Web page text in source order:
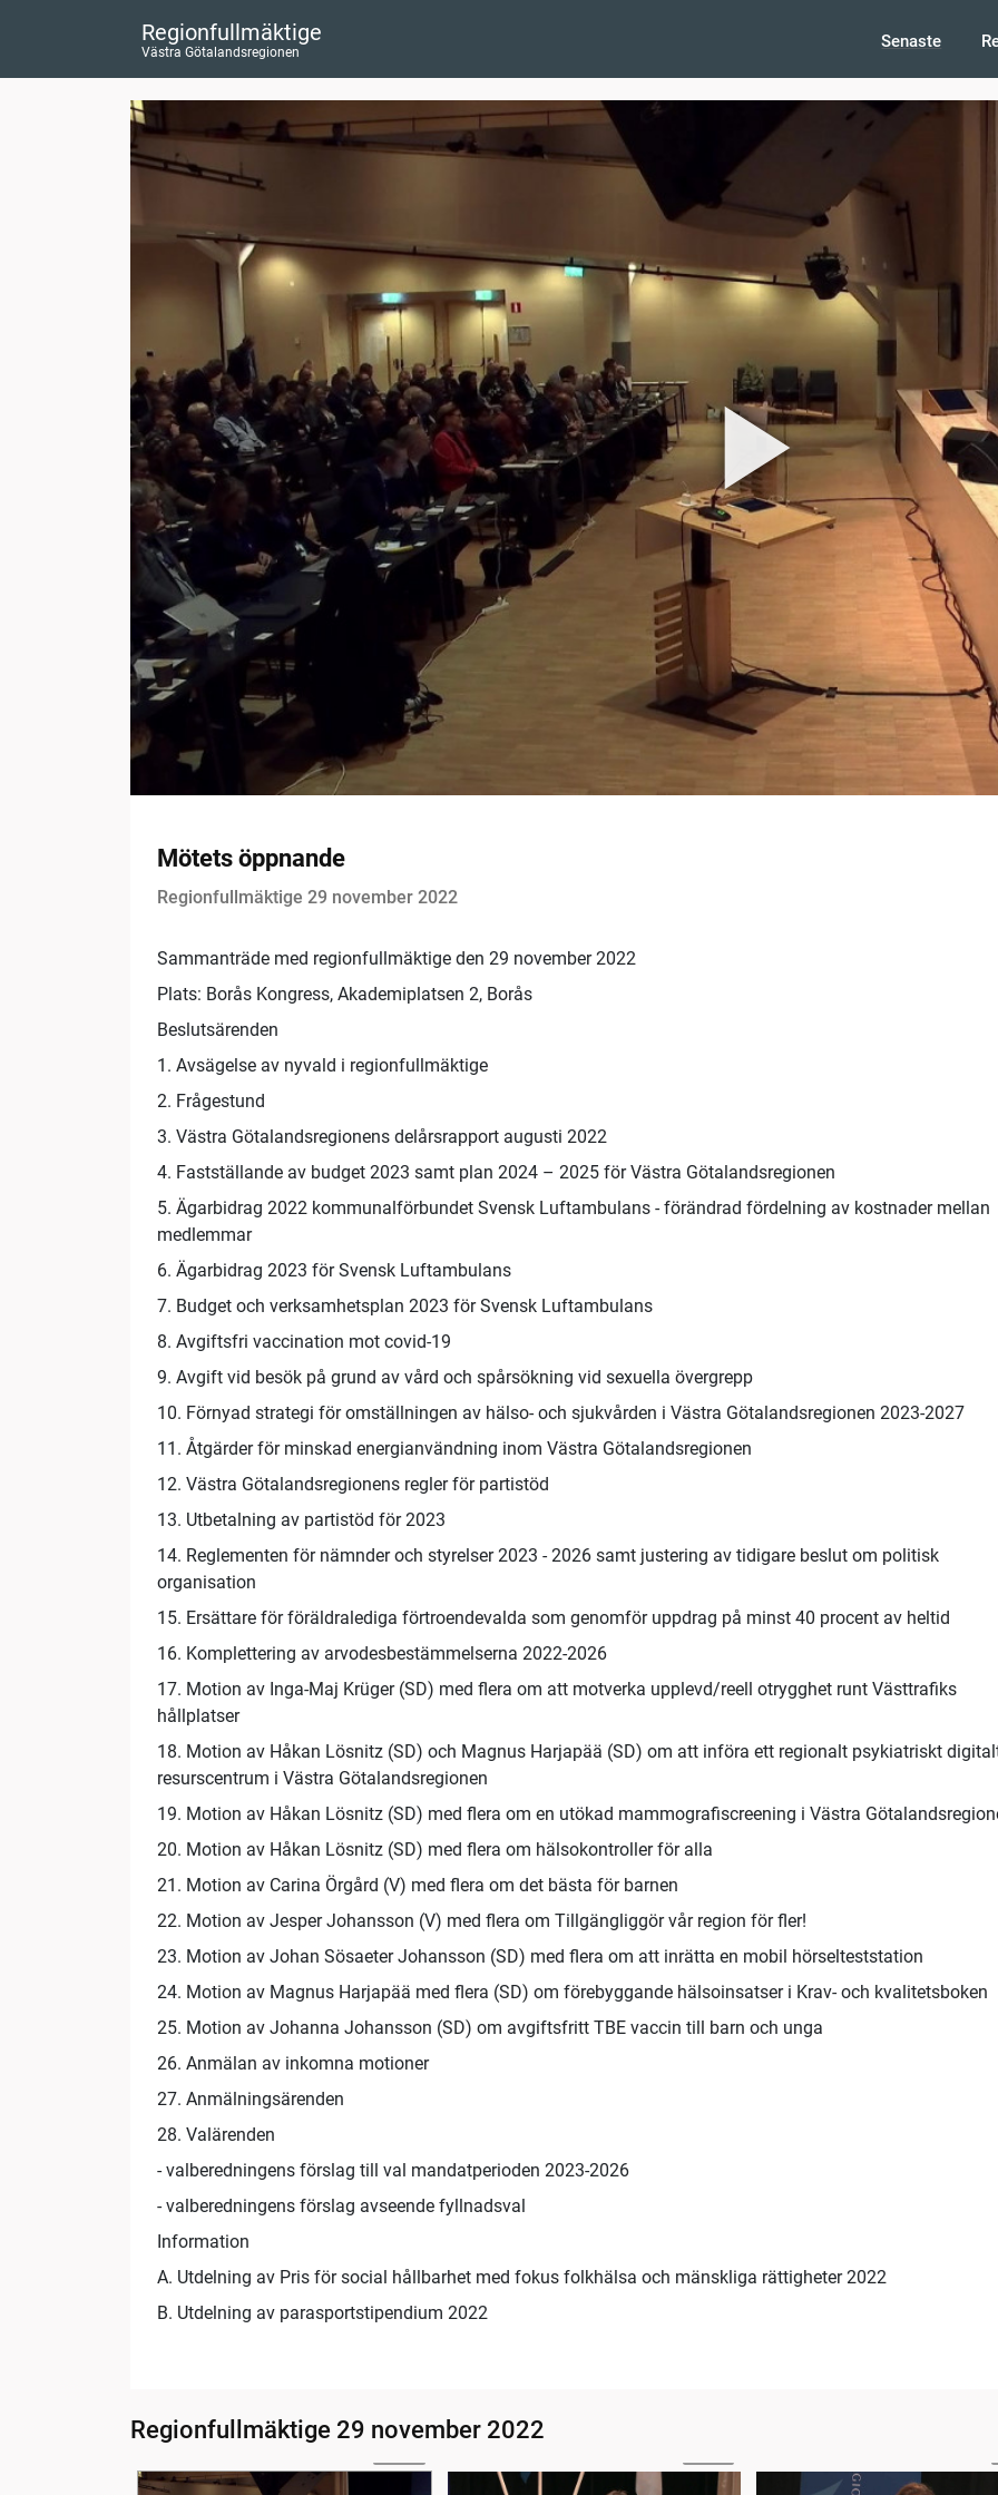
Regionfullmäktige
Västra Götalandsregionen
Senaste
Mötets öppnande
Regionfullmäktige 29 november 2022
Sammanträde med regionfullmäktige den 29 november 2022
Plats: Borås Kongress, Akademiplatsen 2, Borås
Beslutsärenden
1. Avsägelse av nyvald i regionfullmäktige
2. Frågestund
3. Västra Götalandsregionens delårsrapport augusti 2022
4. Fastställande av budget 2023 samt plan 2024 – 2025 för Västra Götalandsregionen
5. Ägarbidrag 2022 kommunalförbundet Svensk Luftambulans - förändrad fördelning av kostnader mellan
medlemmar
6. Ägarbidrag 2023 för Svensk Luftambulans
7. Budget och verksamhetsplan 2023 för Svensk Luftambulans
8. Avgiftsfri vaccination mot covid-19
9. Avgift vid besök på grund av vård och spårsökning vid sexuella övergrepp
10. Förnyad strategi för omställningen av hälso- och sjukvården i Västra Götalandsregionen 2023-2027
11. Åtgärder för minskad energianvändning inom Västra Götalandsregionen
12. Västra Götalandsregionens regler för partistöd
13. Utbetalning av partistöd för 2023
14. Reglementen för nämnder och styrelser 2023 - 2026 samt justering av tidigare beslut om politisk
organisation
15. Ersättare för föräldralediga förtroendevalda som genomför uppdrag på minst 40 procent av heltid
16. Komplettering av arvodesbestämmelserna 2022-2026
17. Motion av Inga-Maj Krüger (SD) med flera om att motverka upplevd/reell otrygghet runt Västtrafiks
hållplatser
18. Motion av Håkan Lösnitz (SD) och Magnus Harjapää (SD) om att införa ett regionalt psykiatriskt
resurscentrum i Västra Götalandsregionen
19. Motion av Håkan Lösnitz (SD) med flera om en utökad mammografiscreening i Västra
20. Motion av Håkan Lösnitz (SD) med flera om hälsokontroller för alla
21. Motion av Carina Örgård (V) med flera om det bästa för barnen
22. Motion av Jesper Johansson (V) med flera om Tillgängliggör vår region för fler!
23. Motion av Johan Sösaeter Johansson (SD) med flera om att inrätta en mobil hörselteststation
24. Motion av Magnus Harjapää med flera (SD) om förebyggande hälsoinsatser i Krav- och kvalitetsboken
25. Motion av Johanna Johansson (SD) om avgiftsfritt TBE vaccin till barn och unga
26. Anmälan av inkomna motioner
27. Anmälningsärenden
28. Valärenden
- valberedningens förslag till val mandatperioden 2023-2026
- valberedningens förslag avseende fyllnadsval
Information
A. Utdelning av Pris för social hållbarhet med fokus folkhälsa och mänskliga rättigheter 2022
B. Utdelning av parasportstipendium 2022
Regionfullmäktige 29 november 2022